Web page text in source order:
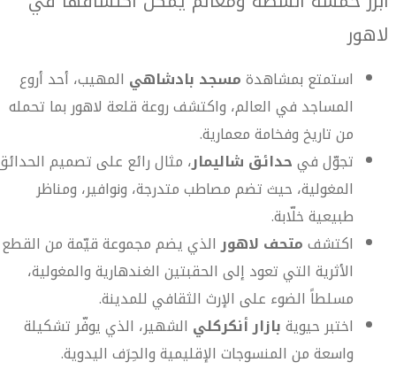
لاهور
استمتع بمشاهدةمسجد بادشاهي المهيب، أحد أروع
المساجد في العالم، واكتشف روعة قلعة لاهور بما تحمله
من تاريخ وفخامة معمارية.
تجوّل فيحدائق شاليمار، مثال رائع على تصميم
المغولية، حيث تضم مصاطب متدرجة، ونوافير، ومناظر
طبيعية خلّابة.
اكتشفمتحف لاهورالذي يضم مجموعة قيّمة من القطع
الأثرية التي تعود إلى الحقبتين الغندهارية والمغولية،
مسلطاً الضوء على الإرث الثقافي للمدينة.
اختبر حيويةبازار أنكركلي الشهير، الذي يوفّر تشكيلة
واسعة من المنسوجات الإقليمية والحِرَف اليدوية.